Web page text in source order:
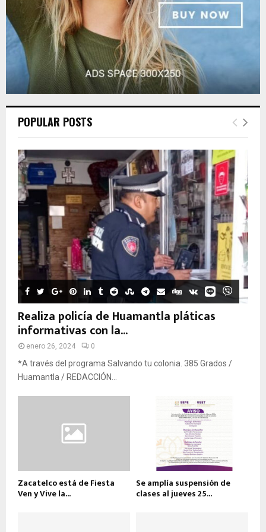
POPULAR POSTS
Realiza policía de Huamantla pláticas
informativas con la...
enero 26, 2024 0
*A través del programa Salvando tu colonia. 385 Grados /
Huamantla / REDACCIÓN...
Zacatelco está de Fiesta
Ven y Vive la...
Se amplía suspensión de
clases al jueves 25...